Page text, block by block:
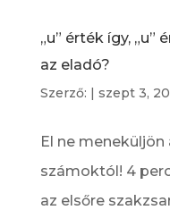
„u” érték így,
az eladó?
Szerző: | szept 3,
El ne
számoktól! 4
az elsőre